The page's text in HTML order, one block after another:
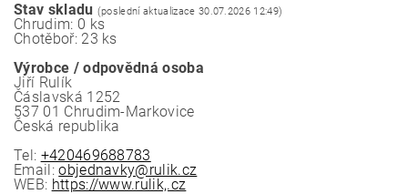
Stav skladu (poslední aktualizace 30.07.2026 12:49)
Chrudim: 0 ks
Chotěboř: 23 ks
Výrobce / odpovědná osoba
Jiří Rulík
Čáslavská 1252
537 01 Chrudim-Markovice
Česká republika
Tel: +420469688783
Email:objednavky@rulik.cz
WEB: https://www.rulik,.cz